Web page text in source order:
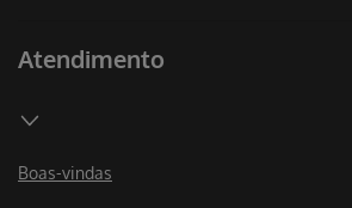
Atendimento
Boas-vindas